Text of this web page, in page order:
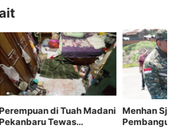
Yonif
RAPP Raih Industry
Marketing Champion 2026